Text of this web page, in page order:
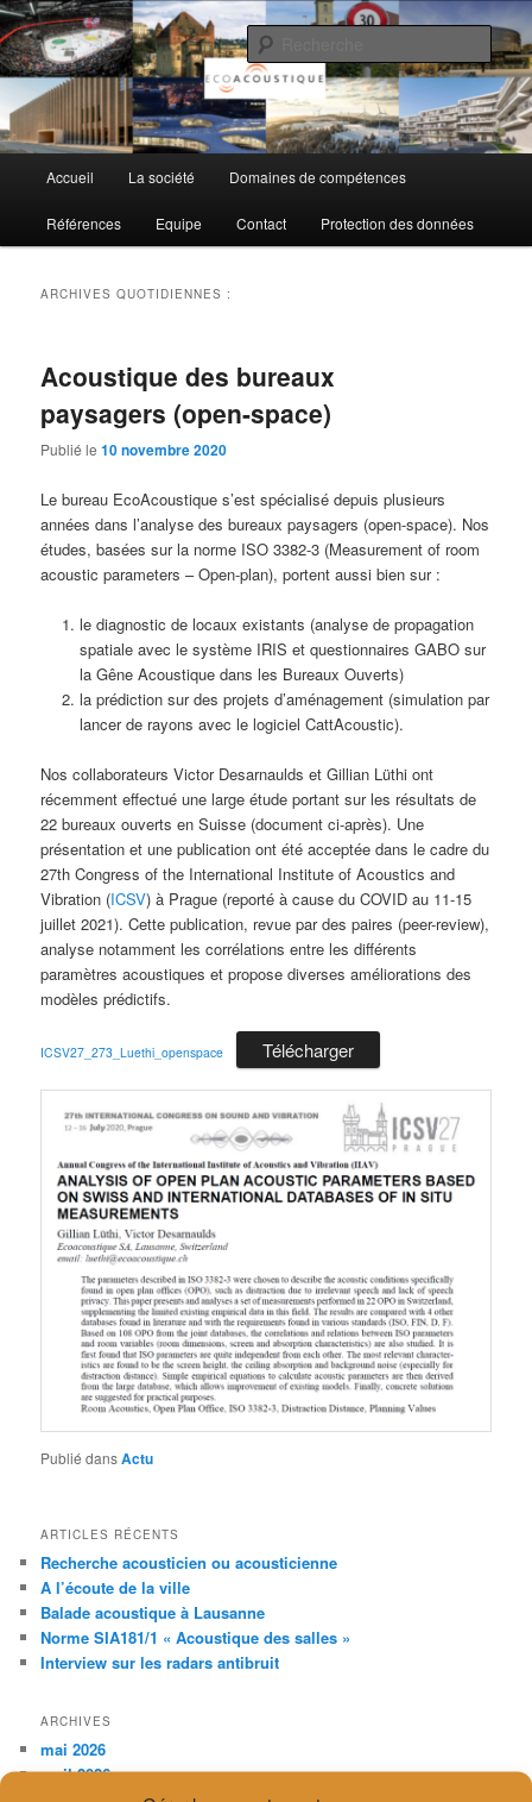
Aller
au
contenu
principal
Aller
au
contenu
secondaireEcoAcoustique SA
principal
Accueil La société Domaines de compétences
Références Equipe Contact Protection des données
ARCHIVES QUOTIDIENNES :
Acoustique des bureaux
paysagers (open-space)
Publié le10 novembre 2020
Le bureau EcoAcoustique s’est spécialisé depuis plusieurs
années dans l’analyse des bureaux paysagers (open-space). Nos
études, basées sur la norme ISO 3382-3 (Measurement of room
acoustic parameters – Open-plan), portent aussi bien sur :
le diagnostic de locaux existants (analyse de propagation
spatiale avec le système IRIS et questionnaires GABO sur
la Gêne Acoustique dans les Bureaux Ouverts)
la prédiction sur des projets d’aménagement (simulation par
lancer de rayons avec le logiciel CattAcoustic).
Nos collaborateurs Victor Desarnaulds et Gillian Lüthi ont
récemment effectué une large étude portant sur les résultats de
22 bureaux ouverts en Suisse (document ci-après). Une
présentation et une publication ont été acceptée dans le cadre du
27th Congress of the International Institute of Acoustics and
Vibration (ICSV) à Prague (reporté à cause du COVID au 11-15
juillet 2021). Cette publication, revue par des paires (peer-review),
analyse notamment les corrélations entre les différents
paramètres acoustiques et propose diverses améliorations des
modèles prédictifs.
ICSV27_273_Luethi_openspace Télécharger
Publié dansActu
ARTICLES RÉCENTS
Recherche acousticien ou acousticienne
A l’écoute de la ville
Balade acoustique à Lausanne
Norme SIA181/1 « Acoustique des salles »
Interview sur les radars antibruit
ARCHIVES
mai 2026
avril 2026